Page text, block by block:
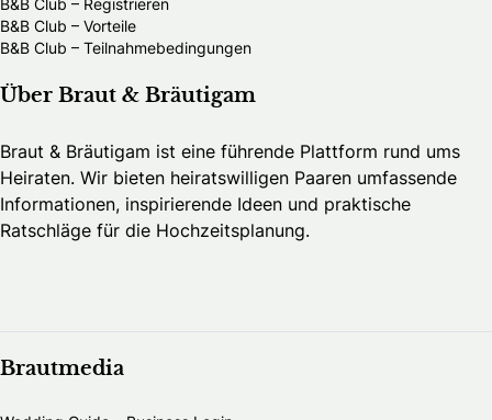
B&B Club – Vorteile
B&B Club – Teilnahmebedingungen
Über Braut & Bräutigam
Braut & Bräutigam ist eine führende Plattform rund ums
Heiraten. Wir bieten heiratswilligen Paaren umfassende
Informationen, inspirierende Ideen und praktische
Ratschläge für die Hochzeitsplanung.
Brautmedia